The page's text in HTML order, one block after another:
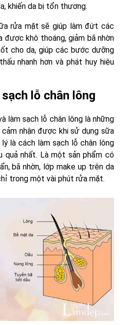
khiến da bị tổn thương.
rửa mặt sẽ giúp làm đứt các
được khô thoáng, giảm bã nhờn
cho da, giúp các bước dưỡng
nhanh hơn và phát huy hiệu
lỗ chân lông
làm sạch lỗ chân lông là những
nhận được khi sử dụng sữa
là cách làm sạch lỗ chân lông
quả nhất. Là một sản phẩm có
bã nhờn, lớp make up trên da
trong một vài phút rửa mặt.